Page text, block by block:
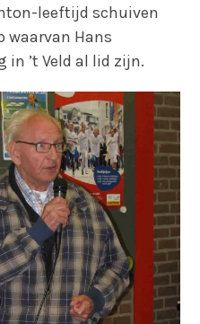
leeftijd schuiven
waarvan Hans
in ’t Veld al lid zijn.